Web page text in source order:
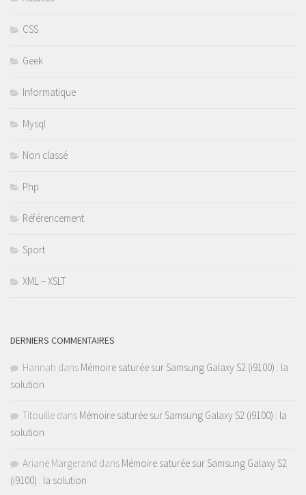
CSS
Geek
Informatique
Mysql
Non classé
Php
Référencement
Sport
XML – XSLT
DERNIERS COMMENTAIRES
Hannah dans Mémoire saturée sur Samsung Galaxy S2 (i9100) : la
solution
Titouille dans Mémoire saturée sur Samsung Galaxy S2 (i9100) : la
solution
Ariane Margerand dans Mémoire saturée sur Samsung Galaxy S2
(i9100) : la solution